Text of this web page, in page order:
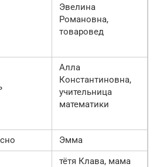
Эвелина
Романовна,
товаровед
Алла
Константиновна,
учительница
математики
Эмма
тётя Клава, мама